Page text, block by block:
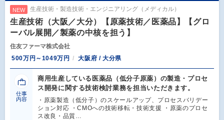
NEW 生産技術・製造技術・エンジニアリング（メディカル）
生産技術（大阪／大分）【原薬技術／医薬品】【グロ
ーバル展開／製薬の中核を担う】
住友ファーマ株式会社
500万円～1049万円
大阪府 / 大分県
仕事
内容
商用生産している医薬品（低分子原薬）の製造・プロセ
ス開発に関する技術検討業務を担当いただきます。
・原薬製造（低分子）のスケールアップ、プロセスバリデー
ション対応 ・CMOへの技術移転・技術支援 ・原薬のプロセ
ス改良・品質…